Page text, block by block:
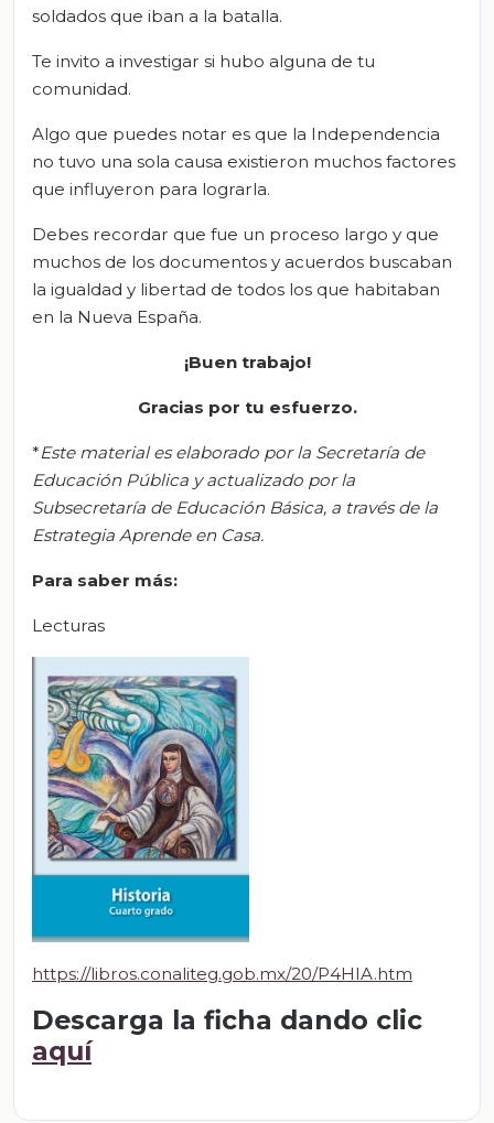
soldados que iban a la batalla.
Te invito a investigar si hubo alguna de tu
comunidad.
Algo que puedes notar es que la Independencia
no tuvo una sola causa existieron muchos factores
que influyeron para lograrla.
Debes recordar que fue un proceso largo y que
muchos de los documentos y acuerdos buscaban
la igualdad y libertad de todos los que habitaban
en la Nueva España.
¡Buen trabajo!
Gracias por tu esfuerzo.
*Este material es elaborado por la Secretaría de
Educación Pública y actualizado por la
Subsecretaría de Educación Básica, a través de la
Estrategia Aprende en Casa.
Para saber más:
Lecturas
https://libros.conaliteg.gob.mx/20/P4HIA.htm
Descarga la ficha dando clic
aquí